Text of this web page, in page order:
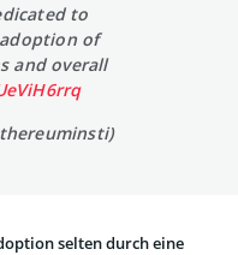
to
of
and overall
selten durch eine